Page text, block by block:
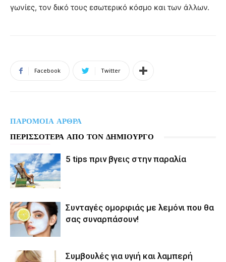
γωνίες, τον δικό τους εσωτερικό κόσμο και των άλλων.
Facebook Twitter
ΠΑΡΟΜΟΙΑ ΑΡΘΡΑ
ΠΕΡΙΣΣΟΤΕΡΑ ΑΠΟ ΤΟΝ ΔΗΜΙΟΥΡΓΟ
5 tips πριν βγεις στην παραλία
Συνταγές ομορφιάς με λεμόνι που θα
σας συναρπάσουν!
Συμβουλές για υγιή και λαμπερή